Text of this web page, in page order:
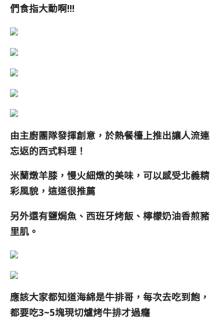
們食指大動啊!!!
由主廚團隊發揮創意，於熱餐檯上推出讓人流連
忘返的西式料理！
米蘭燉羊膝，慢火細燉的美味，可以感受北義精
彩風貌，這道很推薦
另外還有鹽焗魚、西班牙烤飯、檸檬奶油香煎豬
里肌。
應該大家都知道海綿是牛排哥，每次去吃到飽，
都要吃3~5塊現切爐烤牛排才過癮